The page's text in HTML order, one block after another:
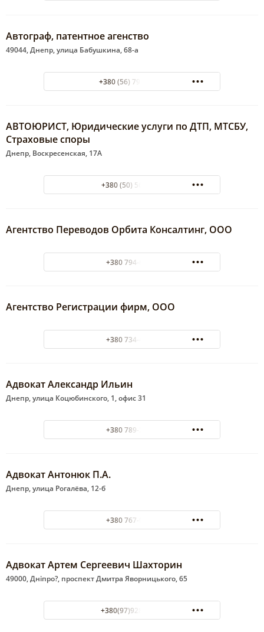
Автограф, патентное агенство
49044, Днепр, улица Бабушкина, 68-а
+380 (56) 796-08-80
АВТОЮРИСТ, Юридические услуги по ДТП, МТСБУ,
Страховые споры
Днепр, Воскресенская, 17А
+380 (50) 5672918
Агентство Переводов Орбита Консалтинг, ООО
+380 794-67-04
Агентство Регистрации фирм, ООО
+380 734-46-64
Адвокат Александр Ильин
Днепр, улица Коцюбинского, 1, офис 31
+380 789-26-99
Адвокат Антонюк П.А.
Днепр, улица Рогалёва, 12-б
+380 767-08-24
Адвокат Артем Сергеевич Шахторин
49000, Дніпро?, проспект Дмитра Яворницького, 65
+380(97)928-47-23